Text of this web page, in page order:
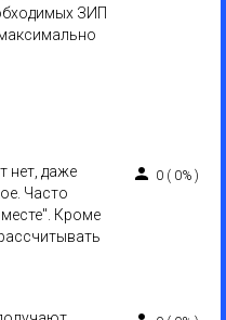
ЗИП
нет, даже
Часто
Кроме
0 ( 0% )